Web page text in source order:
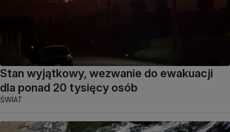
Stan wyjątkowy, wezwanie do ewakuacji
dla ponad 20 tysięcy osób
ŚWIAT